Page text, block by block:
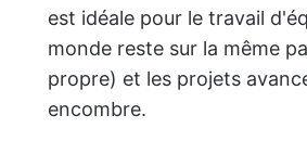
est idéale pour le travail
monde reste sur la même
propre) et les projets
encombre.